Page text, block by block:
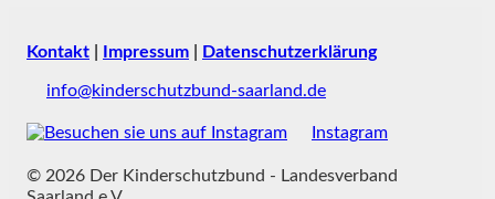
Kontakt Impressum Datenschutzerklärung
info@kinderschutzbund-saarland.de
Instagram
© 2026 Der Kinderschutzbund - Landesverband